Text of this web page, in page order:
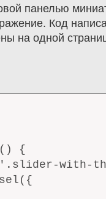
панелью
Код
на одной
{
with-